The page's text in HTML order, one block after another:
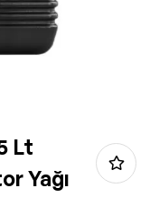
Lt
Yağı